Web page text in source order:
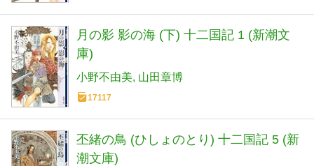
月の影 影の海 (下) 十二国記 1 (新潮文
庫)
小野不由美 山田章博
17117
丕緒の鳥 (ひしょのとり) 十二国記 5 (新
潮文庫)